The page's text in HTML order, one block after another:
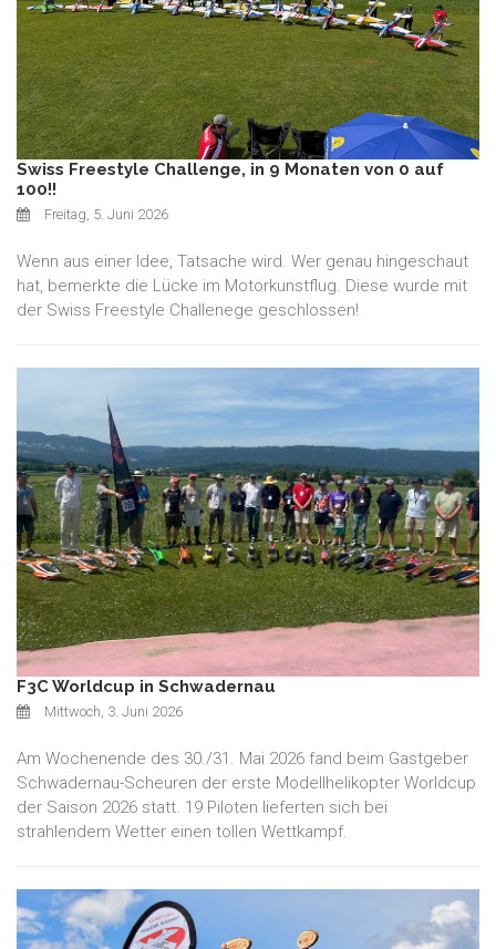
Swiss Freestyle Challenge, in 9 Monaten von 0 auf
100!!
Freitag, 5. Juni 2026
Wenn aus einer Idee, Tatsache wird. Wer genau hingeschaut
hat, bemerkte die Lücke im Motorkunstflug. Diese wurde mit
der Swiss Freestyle Challenege geschlossen!
F3C Worldcup in Schwadernau
Mittwoch, 3. Juni 2026
Am Wochenende des 30./31. Mai 2026 fand beim Gastgeber
Schwadernau-Scheuren der erste Modellhelikopter Worldcup
der Saison 2026 statt. 19 Piloten lieferten sich bei
strahlendem Wetter einen tollen Wettkampf.